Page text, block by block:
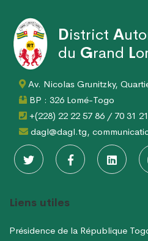
District A
du Grand L
Av. Nicolas Grunitzky,
BP : 326 Lomé-Togo
+(228) 22 22 57 86 / 70 31
dagl@dagl.tg,
Liens utiles
Présidence de la République